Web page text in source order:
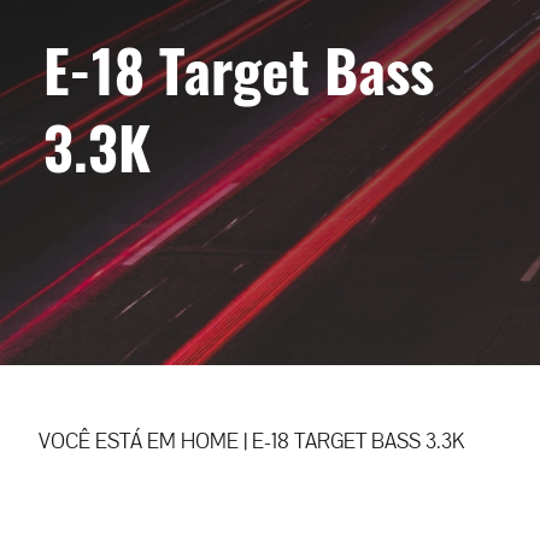
E-18 Target Bass
3.3K
VOCÊ ESTÁ EM HOME | E-18 TARGET BASS 3.3K